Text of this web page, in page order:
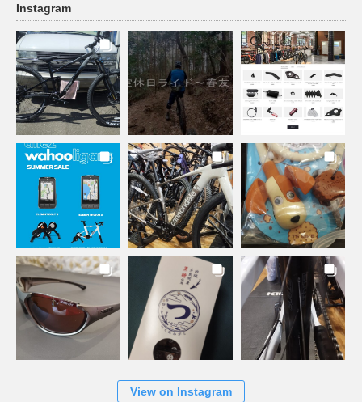
Instagram
View on Instagram